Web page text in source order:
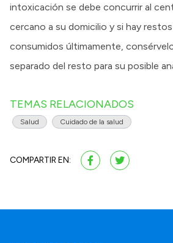
intoxicación se debe concurrir al
cercano a su domicilio y si hay
consumidos últimamente,
separado del resto para su posible
TEMAS RELACIONADOS
Salud Cuidado de la salud
COMPARTIR EN: